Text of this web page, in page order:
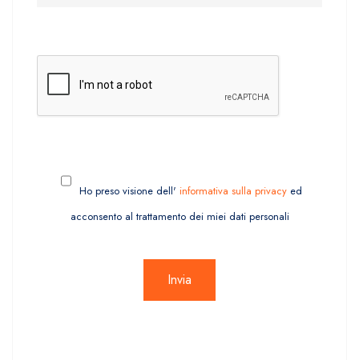
Ho preso visione dell' informativa sulla privacy ed
acconsento al trattamento dei miei dati personali